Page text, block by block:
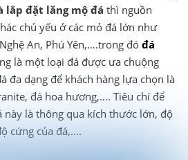
lắp đặt lăng mộ đá thì nguồn
chủ yếu ở các mỏ đá lớn như
An, Phú Yên,….trong đó đá
là một loại đá được ưa chuộng
đa dạng để khách hàng lựa chọn là
đá hoa hương,…. Tiêu chí để
là thông qua kích thước lớn, độ
cứng của đá,….